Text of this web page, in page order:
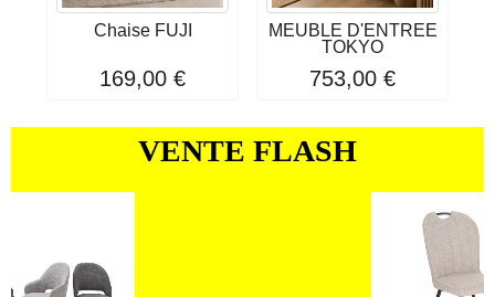
Chaise FUJI
169,00 €
MEUBLE D'ENTRÉE
TOKYO
753,00 €
VENTE FLASH